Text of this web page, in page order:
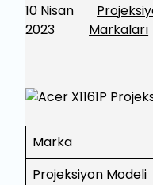
10 Nisan
2023
Markaları
Marka
Projeksiyon Modeli